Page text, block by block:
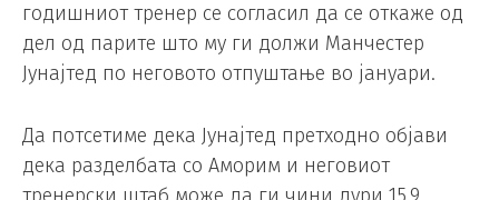
годишниот тренер се согласил да се откаже од
дел од парите што му ги должи Манчестер
Јунајтед по неговото отпуштање во јануари.
Да потсетиме дека Јунајтед претходно објави
дека разделбата со Аморим и неговиот